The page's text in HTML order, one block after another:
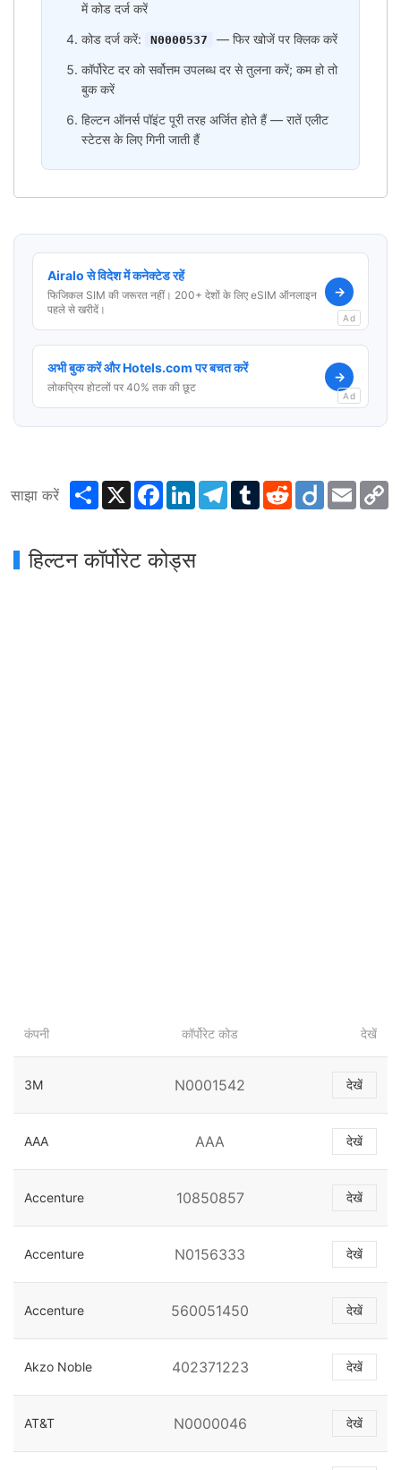
में कोड दर्ज करें
कोड दर्ज करें:
N0000537
— फिर खोजें पर क्लिक करें
कॉर्पोरेट दर को सर्वोत्तम उपलब्ध दर से तुलना करें; कम हो तो
बुक करें
हिल्टन ऑनर्स पॉइंट पूरी तरह अर्जित होते हैं — रातें एलीट
स्टेटस के लिए गिनी जाती हैं
Airalo से विदेश में कनेक्टेड रहें
फिजिकल SIM की जरूरत नहीं। 200+ देशों के लिए eSIM ऑनलाइन
पहले से खरीदें।
→
Ad
अभी बुक करें और Hotels.com पर बचत करें
लोकप्रिय होटलों पर 40% तक की छूट
→
Ad
साझा करें ShareX Facebook
LinkedInTelegram
TumblrRedditDiigo Email
हिल्टन कॉर्पोरेट कोड्स
कंपनी कॉर्पोरेट कोड देखें
3M N0001542 देखें
AAA AAA देखें
Accenture 10850857 देखें
Accenture N0156333 देखें
Accenture 560051450 देखें
Akzo Noble 402371223 देखें
AT&T N0000046 देखें